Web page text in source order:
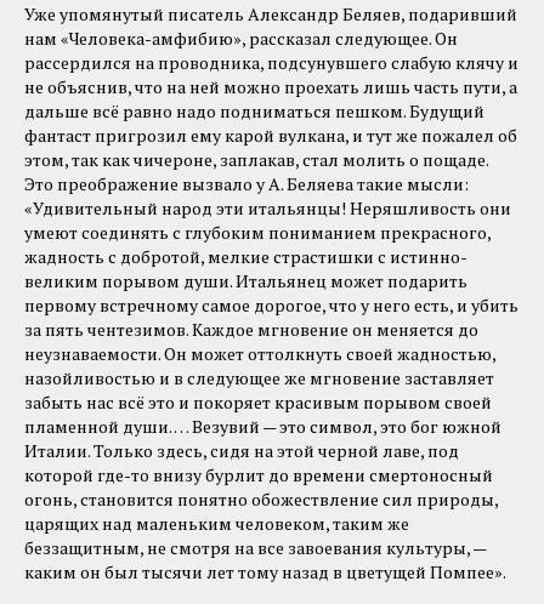
Уже упомянутый писатель Александр Беляев, подаривший
нам «Человека-амфибию», рассказал следующее. Он
рассердился на проводника, подсунувшего слабую клячу и
не объяснив, что на ней можно проехать лишь часть пути, а
дальше всё равно надо подниматься пешком. Будущий
фантаст пригрозил ему карой вулкана, и тут же пожалел об
этом, так как чичероне, заплакав, стал молить о пощаде.
Это преображение вызвало у А. Беляева такие мысли:
«Удивительный народ эти итальянцы! Неряшливость они
умеют соединять с глубоким пониманием прекрасного,
жадность с добротой, мелкие страстишки с истинно-
великим порывом души. Итальянец может подарить
первому встречному самое дорогое, что у него есть, и убить
за пять чентезимов. Каждое мгновение он меняется до
неузнаваемости. Он может оттолкнуть своей жадностью,
назойливостью и в следующее же мгновение заставляет
забыть нас всё это и покоряет красивым порывом своей
пламенной души. … Везувий — это символ, это бог южной
Италии. Только здесь, сидя на этой черной лаве, под
которой где-то внизу бурлит до времени смертоносный
огонь, становится понятно обожествление сил природы,
царящих над маленьким человеком, таким же
беззащитным, не смотря на все завоевания культуры, —
каким он был тысячи лет тому назад в цветущей Помпее».